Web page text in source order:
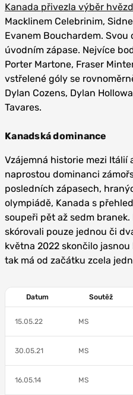
Kanada přivezla výběr
Macklinem Celebrinim,
Evanem Bouchardem.
úvodním zápase. Nejvíce
Porter Martone, Fraser
vstřelené góly se
Dylan Cozens, Dylan
Tavares.
Kanadská dominance
Vzájemná historie mezi Itálií
naprostou dominanci
posledních zápasech,
olympiádě, Kanada s
soupeři pět až sedm
skórovali pouze jednou či
května 2022 skončilo
tak má od začátku zcela
Datum Soutěž
15.05.22 MS
30.05.21 MS
16.05.14 MS